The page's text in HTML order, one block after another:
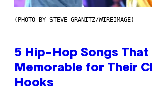
(PHOTO BY STEVE GRANITZ/WIREIMAGE)
5 Hip-Hop Songs
Memorable for Their
Hooks